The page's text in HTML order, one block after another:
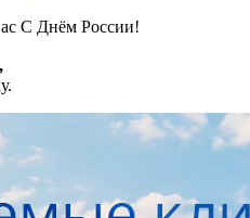
С Днём России!